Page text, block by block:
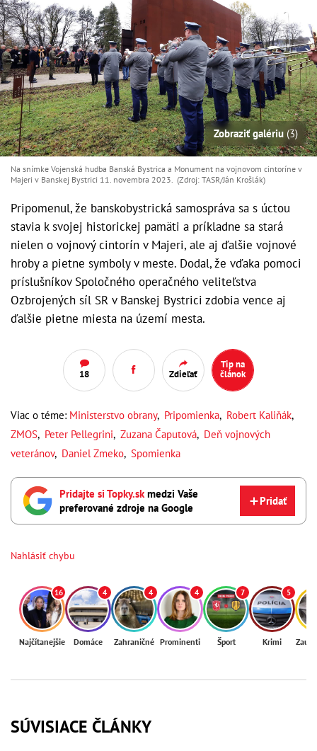
Zobraziť galériu (3)
Na snímke Vojenská hudba Banská Bystrica a Monument na vojnovom cintoríne v
Majeri v Banskej Bystrici 11. novembra 2023. (Zdroj: TASR/Ján Krošlák)
Pripomenul, že banskobystrická samospráva sa s úctou
stavia k svojej historickej pamäti a príkladne sa stará
nielen o vojnový cintorín v Majeri, ale aj ďalšie vojnové
hroby a pietne symboly v meste. Dodal, že vďaka pomoci
príslušníkov Spoločného operačného veliteľstva
Ozbrojených síl SR v Banskej Bystrici zdobia vence aj
ďalšie pietne miesta na území mesta.
18 Zdieľať
Tip na
článok
Viac o téme: Ministerstvo obrany, Pripomienka, Robert Kaliňák,
ZMOS, Peter Pellegrini, Zuzana Čaputová, Deň vojnových
veteránov, Daniel Zmeko, Spomienka
Pridajte si Topky.sk medzi Vaše
preferované zdroje na Google
Pridať
Nahlásiť chybu
16
Najčítanejšie
4
Domáce
4
Zahraničné
4
Prominenti
7
Šport
5
Krimi
SÚVISIACE ČLÁNKY